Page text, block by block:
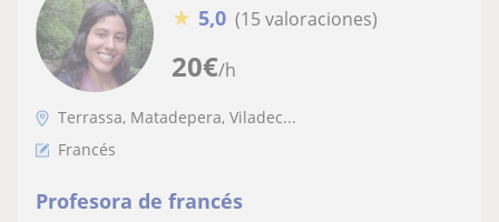
20€/h
★ 5,0 (15 valoraciones)
Terrassa, Matadepera, Viladec...
Francés
Profesora de francés